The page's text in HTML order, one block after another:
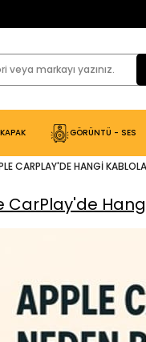
GÖRÜNTÜ - SES
CARPLAY'DE HANGI
CarPlay'de